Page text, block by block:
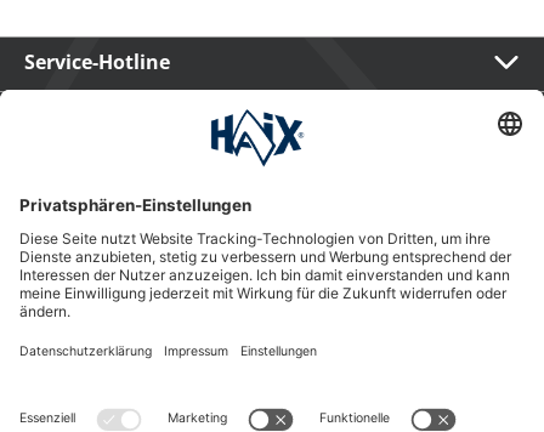
Service-Hotline
Newsletter
Kauf auf Rechnung